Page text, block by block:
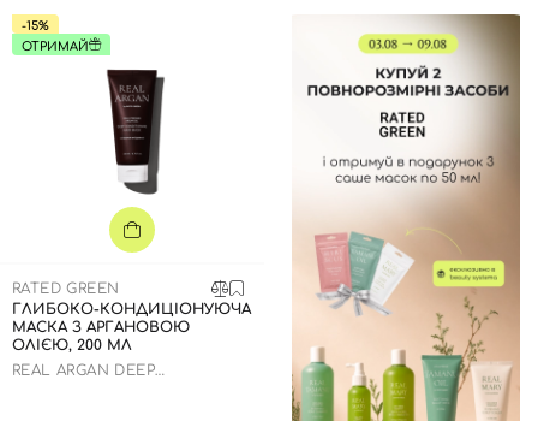
-15%
ОТРИМАЙ
RATED GREEN
ГЛИБОКО-КОНДИЦІОНУЮЧА
МАСКА З АРГАНОВОЮ
ОЛІЄЮ, 200 МЛ
REAL ARGAN DEEP